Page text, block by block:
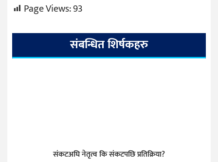
Page Views:93
संबन्धित शिर्षकहरु
संकटअघि नेतृत्व कि संकटपछि प्रतिक्रिया?